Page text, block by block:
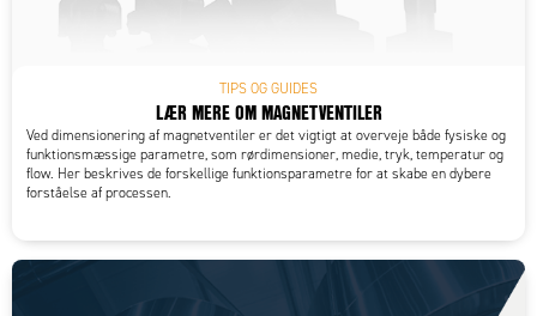
TIPS OG GUIDES
LÆR MERE OM MAGNETVENTILER
Ved dimensionering af magnetventiler er det vigtigt at overveje både fysiske og
funktionsmæssige parametre, som rørdimensioner, medie, tryk, temperatur og
flow. Her beskrives de forskellige funktionsparametre for at skabe en dybere
forståelse af processen.